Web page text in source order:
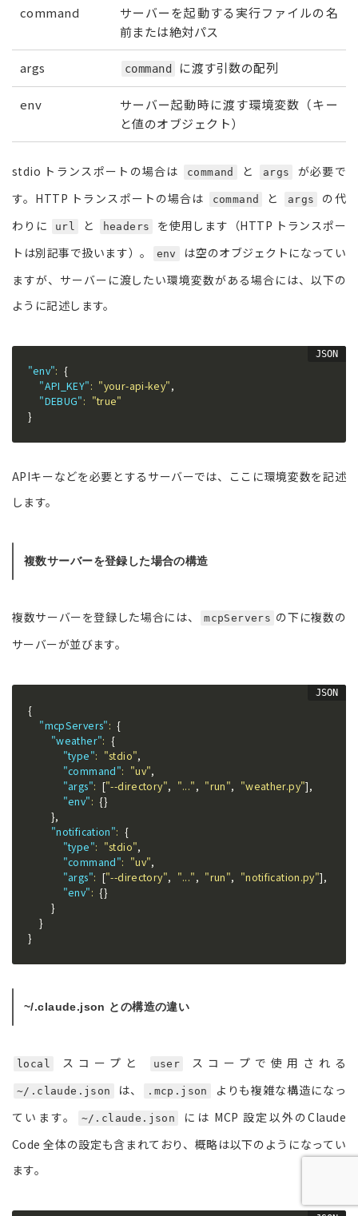
command
サーバーを起動する実行ファイルの名
前または絶対パス
args command に渡す引数の配列
env
サーバー起動時に渡す環境変数（キー
と値のオブジェクト）
stdio トランスポートの場合は command と args
が必要で
す。HTTP トランスポートの場合は
command と args
の代
わりに
url と headers
を使用します（HTTP トランスポー
トは別記事で扱います）。
env
は空のオブジェクトになってい
ますが、サーバーに渡したい環境変数がある場合には、以下の
ように記述します。
"env": {
"API_KEY": "your-api-key",
"DEBUG": "true"
}
APIキーなどを必要とするサーバーでは、ここに環境変数を記述
します。
複数サーバーを登録した場合の構造
複数サーバーを登録した場合には、 mcpServers の下に複数の
サーバーが並びます。
{
"mcpServers": {
"weather": {
"type": "stdio",
"command": "uv",
"args": ["--directory", "...", "run", "weather.py"],
"env": {}
},
"notification": {
"type": "stdio",
"command": "uv",
"args": ["--directory", "...", "run", "notification.py"],
"env": {}
}
}
}
~/.claude.json との構造の違い
local スコープと user スコープで使用される
~/.claude.json は、 .mcp.json
よりも複雑な構造になっ
ています。
~/.claude.json
には MCP 設定以外のClaude
Code 全体の設定も含まれており、概略は以下のようになってい
ます。